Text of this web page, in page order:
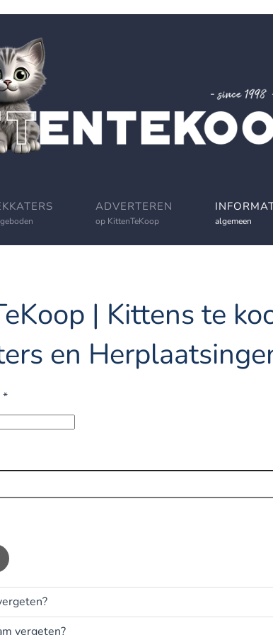
ADVERTEREN
op KittenTeKoop algemeen
| Kittens te
en
*
vergeten?